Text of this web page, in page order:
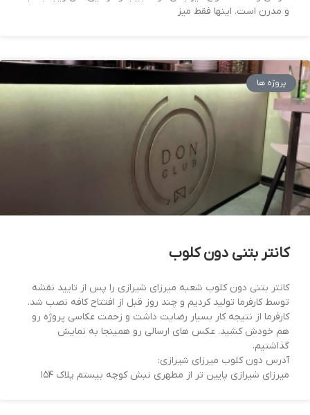
و مدرن است. اینها فقط میز
پروژه ها
کانتر بتنی دون کلوب
کانتر بتنی دون کلوب شعبه میرزای شیرازی را پس از تایید نقشه
توسط کارفرما تولید کردیم و چند روز قبل از افتتاح کافه نصب شد.
کارفرما از نتیجه کار بسیار رضایت داشت و زحمت عکاسی پروژه رو
هم خودش کشید. عکس های ارسالی رو همینجا به نمایش
گذاشتیم.
آدرس دون کلوب میرزای شیرازی:
میرزای شیرازی پایین تر از مطهری نبش کوچه بیستم پلاک ۱۵۴